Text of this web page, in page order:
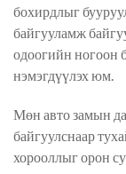
бохирдлыг
байгууламж
одоогийн ногоон
нэмэгдүүлэх юм.
Мөн авто замын
байгуулснаар
хорооллыг орон